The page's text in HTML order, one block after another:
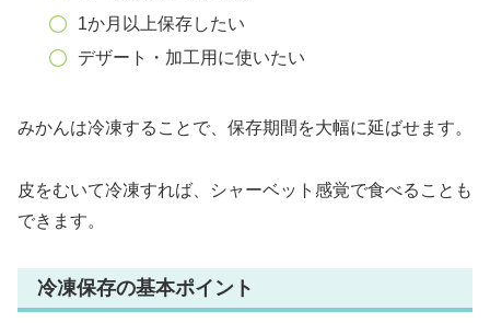
1か月以上保存したい
デザート・加工用に使いたい
みかんは冷凍することで、保存期間を大幅に延ばせます。
皮をむいて冷凍すれば、シャーベット感覚で食べることも
できます。
冷凍保存の基本ポイント